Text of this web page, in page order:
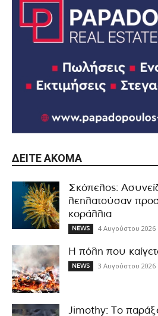
ΔΕΊΤΕ ΑΚΌΜΑ
Σκόπελος:
λεηλατούσαν
κοράλλια
NEWS 4 Αυγούστου 2026
Η πόλη που
NEWS 3 Αυγούστου 2026
Jimothy: Το